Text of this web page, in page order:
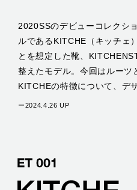
2020SSのデビューコレクシ
ルであるKITCHE（キッチェ
とを想定した靴、
整えたモデル。今回はルーツ
KITCHEの特徴について、デ
ー2024.4.26 UP